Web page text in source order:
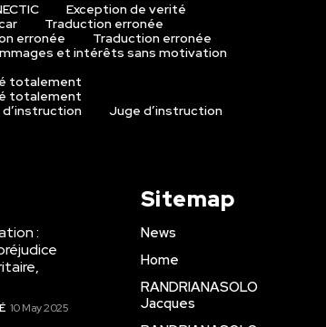
Exception de verité
Traduction erronée
erronée
Traduction erronée
et intérêts sans motivation
totalement
totalement
Juge d’instruction
:
10 May 2025
Sitemap
News
Home
RANDRIANASOLO
Jacques